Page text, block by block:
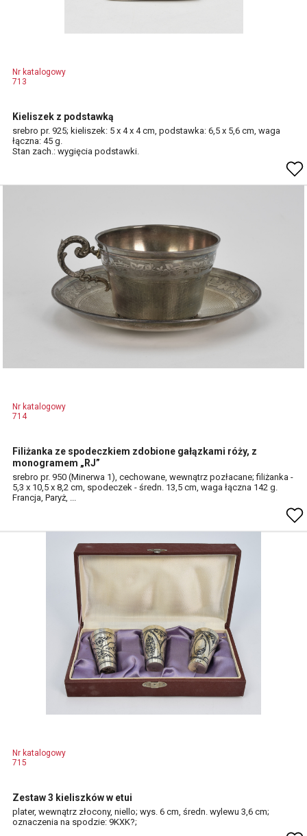
Nr katalogowy
713
Kieliszek z podstawką
srebro pr. 925; kieliszek: 5 x 4 x 4 cm, podstawka: 6,5 x 5,6 cm, waga
łączna: 45 g.
Stan zach.: wygięcia podstawki.
Nr katalogowy
714
Filiżanka ze spodeczkiem zdobione gałązkami róży, z
monogramem „RJ”
srebro pr. 950 (Minerwa 1), cechowane, wewnątrz pozłacane; filiżanka -
5,3 x 10,5 x 8,2 cm, spodeczek - średn. 13,5 cm, waga łączna 142 g.
Francja, Paryż, ...
Nr katalogowy
715
Zestaw 3 kieliszków w etui
plater, wewnątrz złocony, niello; wys. 6 cm, średn. wylewu 3,6 cm;
oznaczenia na spodzie: 9KXK?;